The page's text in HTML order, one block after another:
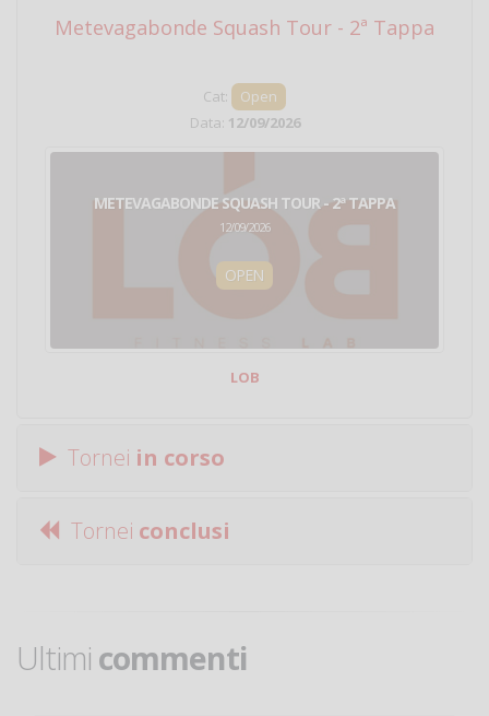
Metevagabonde Squash Tour - 2ª Tappa
Cat:
Open
Data: 12/09/2026
METEVAGABONDE SQUASH TOUR - 2ª TAPPA
12/09/2026
OPEN
LOB
Tornei in corso
Tornei conclusi
Ultimi commenti